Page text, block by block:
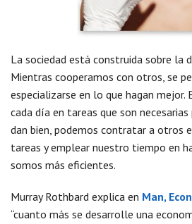
La sociedad está construida sobre la
Mientras cooperamos con otros, se
especializarse en lo que hagan mejor.
cada día en tareas que son
dan bien, podemos contratar a otros
tareas y emplear nuestro tiempo en
somos más eficientes.
Murray Rothbard explica en Man,
“cuanto más se desarrolle una